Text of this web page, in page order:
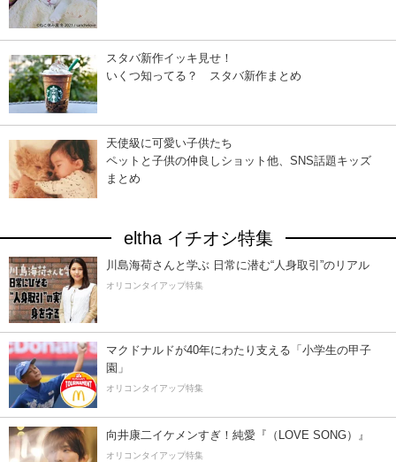
スタバ新作イッキ見せ！
いくつ知ってる？ スタバ新作まとめ
天使級に可愛い子供たち
ペットと子供の仲良しショット他、SNS話題キッズ
まとめ
eltha イチオシ特集
川島海荷さんと学ぶ 日常に潜む“人身取引”のリアル
オリコンタイアップ特集
マクドナルドが40年にわたり支える「小学生の甲子
園」
オリコンタイアップ特集
向井康二イケメンすぎ！純愛『（LOVE SONG）』
オリコンタイアップ特集